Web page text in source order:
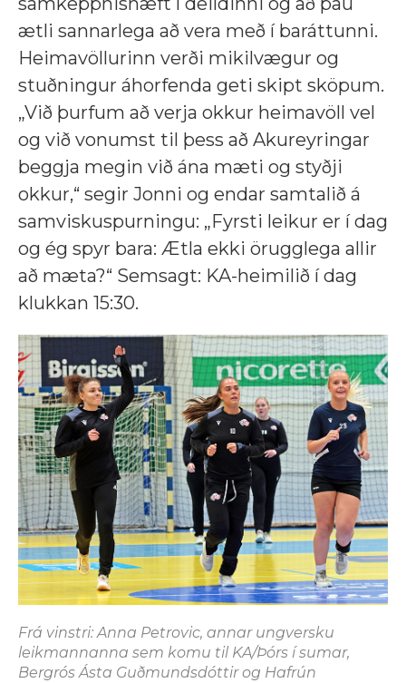
ætli sannarlega að vera með í baráttunni.
Heimavöllurinn verði mikilvægur og
stuðningur áhorfenda geti skipt sköpum.
„Við þurfum að verja okkur heimavöll vel
og við vonumst til þess að Akureyringar
beggja megin við ána mæti og styðji
okkur,“ segir Jonni og endar samtalið á
samviskuspurningu: „Fyrsti leikur er í dag
og ég spyr bara: Ætla ekki örugglega allir
að mæta?“ Semsagt: KA-heimilið í dag
klukkan 15:30.
Frá vinstri: Anna Petrovic, annar ungversku
leikmannanna sem komu til KA/Þórs í sumar,
Bergrós Ásta Guðmundsdóttir og Hafrún